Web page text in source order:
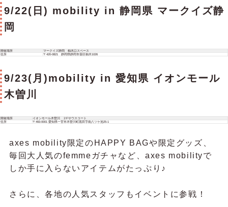
9/22(日) mobility in 静岡県 マークイズ静
岡
開催場所
マークイズ静岡 柚木口スペース
住所
〒420-0821 静岡県静岡市葵区柚木1026
9/23(月)mobility in 愛知県 イオンモール
木曽川
開催場所
イオンモール木曽川 ２Fサウスコート
住所
〒493-0001 愛知県一宮市木曽川町黒田字南八ツケ池25-1
axes mobility限定のHAPPY BAGや限定グッズ、
毎回大人気のfemmeガチャなど、axes mobilityで
しか手に入らないアイテムがたっぷり♪
さらに、各地の人気スタッフもイベントに参戦！